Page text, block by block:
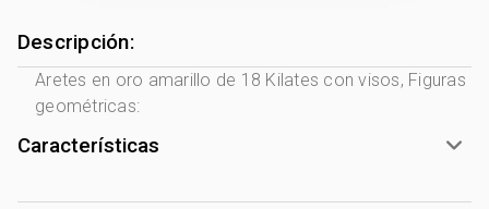
Descripción:
Aretes en oro amarillo de 18 Kilates con visos, Figuras
geométricas:
Características
Género: Mujer